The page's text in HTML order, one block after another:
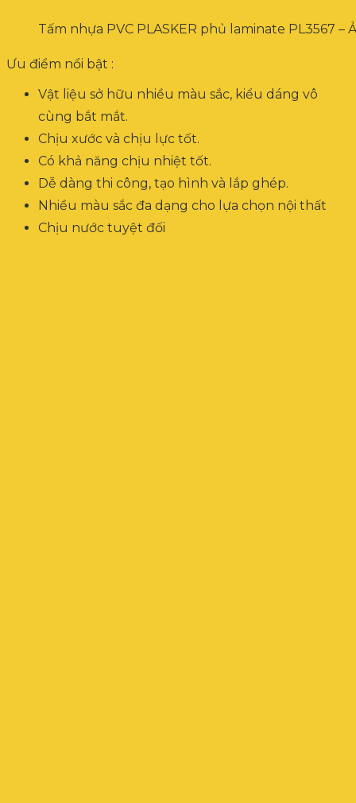
Tấm nhựa PVC PLASKER phủ laminate PL3567 –
Ưu điểm nổi bật :
Vật liệu sở hữu nhiều màu sắc, kiểu dáng vô
cùng bắt mắt.
Chịu xước và chịu lực tốt.
Có khả năng chịu nhiệt tốt.
Dễ dàng thi công, tạo hình và lắp ghép.
Nhiều màu sắc đa dạng cho lựa chọn nội thất
Chịu nước tuyệt đối